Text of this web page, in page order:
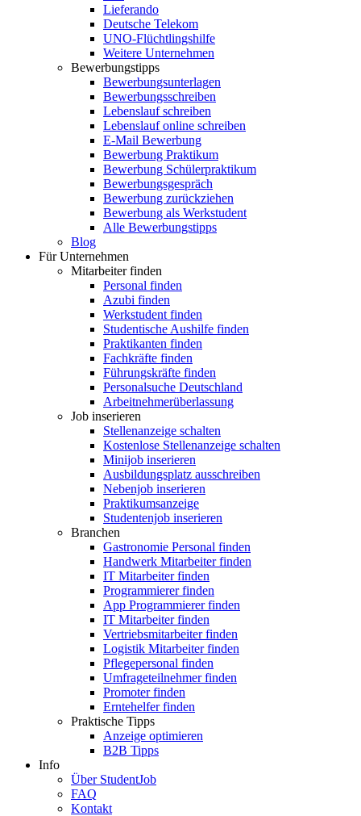
Lieferando
Deutsche Telekom
UNO-Flüchtlingshilfe
Weitere Unternehmen
Bewerbungstipps
Bewerbungsunterlagen
Bewerbungsschreiben
Lebenslauf schreiben
Lebenslauf online schreiben
E-Mail Bewerbung
Bewerbung Praktikum
Bewerbung Schülerpraktikum
Bewerbungsgespräch
Bewerbung zurückziehen
Bewerbung als Werkstudent
Alle Bewerbungstipps
Blog
Für Unternehmen
Mitarbeiter finden
Personal finden
Azubi finden
Werkstudent finden
Studentische Aushilfe finden
Praktikanten finden
Fachkräfte finden
Führungskräfte finden
Personalsuche Deutschland
Arbeitnehmerüberlassung
Job inserieren
Stellenanzeige schalten
Kostenlose Stellenanzeige schalten
Minijob inserieren
Ausbildungsplatz ausschreiben
Nebenjob inserieren
Praktikumsanzeige
Studentenjob inserieren
Branchen
Gastronomie Personal finden
Handwerk Mitarbeiter finden
IT Mitarbeiter finden
Programmierer finden
App Programmierer finden
IT Mitarbeiter finden
Vertriebsmitarbeiter finden
Logistik Mitarbeiter finden
Pflegepersonal finden
Umfrageteilnehmer finden
Promoter finden
Erntehelfer finden
Praktische Tipps
Anzeige optimieren
B2B Tipps
Info
Über StudentJob
FAQ
Kontakt